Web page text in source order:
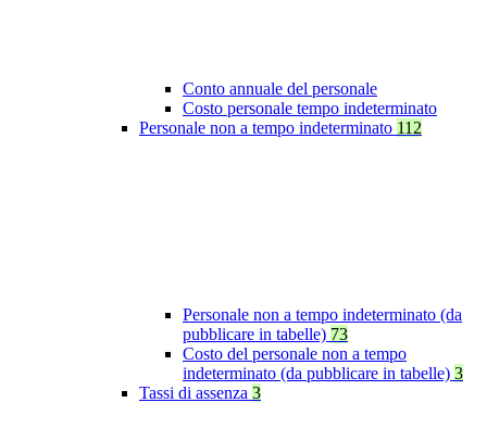
Conto annuale del personale
Costo personale tempo indeterminato
Personale non a tempo indeterminato 112
Personale non a tempo indeterminato (da
pubblicare in tabelle) 73
Costo del personale non a tempo
indeterminato (da pubblicare in tabelle) 3
Tassi di assenza 3